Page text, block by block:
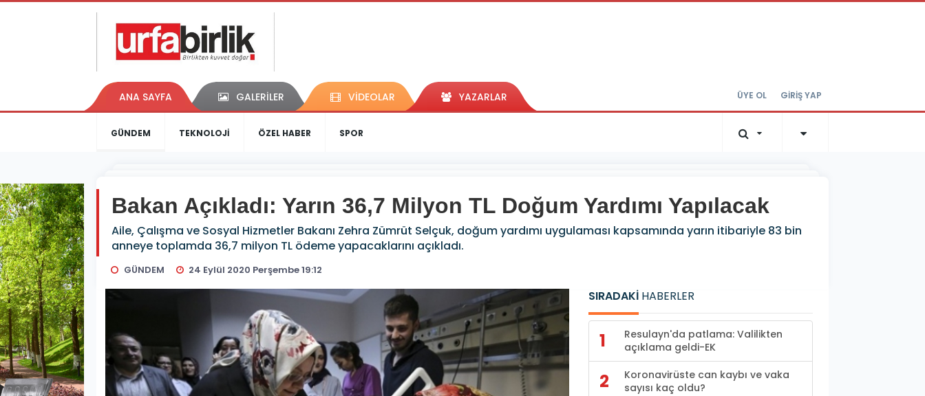
ANA SAYFA GALERİLER VİDEOLAR YAZARLAR ÜYE OL GİRİŞ YAP
GÜNDEM TEKNOLOJİ ÖZEL HABER SPOR
Bakan Açıkladı: Yarın 36,7 Milyon TL Doğum Yardımı Yapılacak
Aile, Çalışma ve Sosyal Hizmetler Bakanı Zehra Zümrüt Selçuk, doğum yardımı uygulaması kapsamında yarın itibariyle 83 bin
anneye toplamda 36,7 milyon TL ödeme yapacaklarını açıkladı.
GÜNDEM 24 Eylül 2020 Perşembe 19:12
SIRADAKİ HABERLER
1
Resulayn'da patlama: Valilikten
açıklama geldi-EK
2
Koronavirüste can kaybı ve vaka
sayısı kaç oldu?